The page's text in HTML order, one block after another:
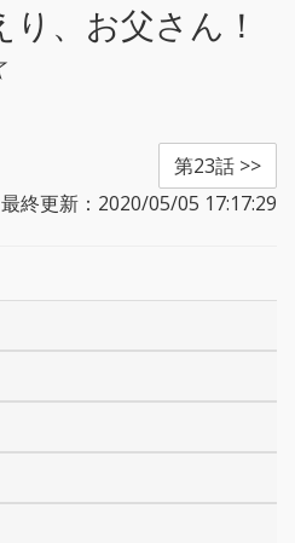
り、お父さん！
第23話 >>
最終更新：2020/05/05 17:17:29